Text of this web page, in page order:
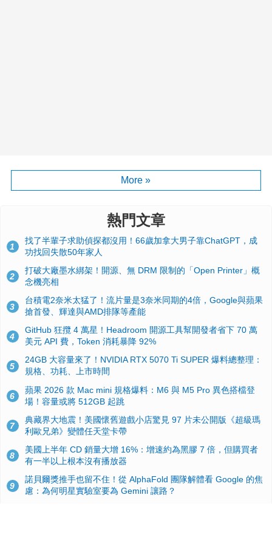
More »
熱門文章
1
找了半輩子求助偵探都沒用！66歲加拿大男子靠ChatGPT，成
功找回失散50年家人
2
打破大廠墨水綁架！開源、無 DRM 限制的「Open Printer」概
念機亮相
3
台積電2奈米太猛了！流片量是3奈米同期的4倍，Google與蘋果
搶首發、輝達與AMD排隊等產能
4
GitHub 狂攬 4 萬星！Headroom 開源工具幫開發者省下 70 萬
美元 API 費，Token 消耗暴降 92%
5
24GB 大容量來了！NVIDIA RTX 5070 Ti SUPER 爆料總整理：
規格、功耗、上市時間
6
蘋果 2026 款 Mac mini 規格爆料：M6 與 M5 Pro 異色搭檔登
場！容量或將 512GB 起跳
7
典藏界大地震！美國懷舊遊戲小店驚見 97 片未公開版《超級瑪
利歐兄弟》變體任天堂卡帶
8
美國上半年 CD 銷量大增 16%：增速約為黑膠 7 倍，但購買者
有一半以上根本沒有播放器
9
諾貝爾獎推手也留不住！從 AlphaFold 團隊解體看 Google 的焦
慮：為何明星實驗室要為 Gemini 讓路？